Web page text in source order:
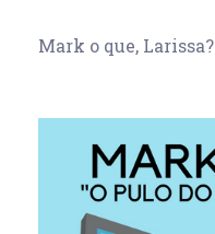
Mark o que, Larissa?